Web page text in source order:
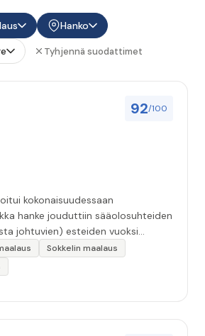
Hanko
Tyhjennä suodattimet
92/100
kokonaisuudessaan
hanke jouduttiin sääolosuhteiden
johtuvien) esteiden vuoksi
3 viikoksi. Maalaistulos on oikein
erinomaista, jälkityöt tehtiin
Erityiskiitos itse maalareille:
Sokkelin maalaus